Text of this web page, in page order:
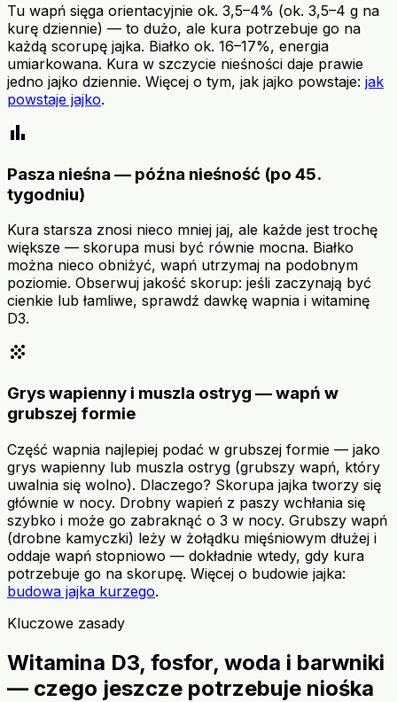
Tu wapń sięga orientacyjnie ok. 3,5–4% (ok. 3,5–4 g na
kurę dziennie) — to dużo, ale kura potrzebuje go na
każdą scorupę jajka. Białko ok. 16–17%, energia
umiarkowana. Kura w szczycie nieśności daje prawie
jedno jajko dziennie. Więcej o tym, jak jajko powstaje: jak
powstaje jajko.
bar_chart
Pasza nieśna — późna nieśność (po 45.
tygodniu)
Kura starsza znosi nieco mniej jaj, ale każde jest trochę
większe — skorupa musi być równie mocna. Białko
można nieco obniżyć, wapń utrzymaj na podobnym
poziomie. Obserwuj jakość skorup: jeśli zaczynają być
cienkie lub łamliwe, sprawdź dawkę wapnia i witaminę
D3.
grain
Grys wapienny i muszla ostryg — wapń w
grubszej formie
Część wapnia najlepiej podać w grubszej formie — jako
grys wapienny lub muszla ostryg (grubszy wapń, który
uwalnia się wolno). Dlaczego? Skorupa jajka tworzy się
głównie w nocy. Drobny wapień z paszy wchłania się
szybko i może go zabraknąć o 3 w nocy. Grubszy wapń
(drobne kamyczki) leży w żołądku mięśniowym dłużej i
oddaje wapń stopniowo — dokładnie wtedy, gdy kura
potrzebuje go na skorupę. Więcej o budowie jajka:
budowa jajka kurzego.
Kluczowe zasady
Witamina D3, fosfor, woda i barwniki
— czego jeszcze potrzebuje niośka